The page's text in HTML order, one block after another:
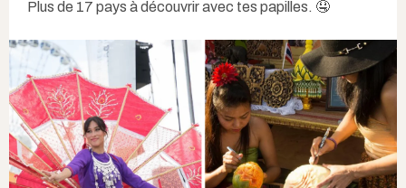
Plus de 17 pays à découvrir avec tes papilles. 🤤